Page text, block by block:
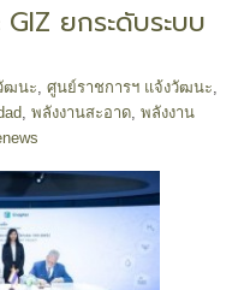
ยกระดับระบบ
ฒนะ ศูนย์ราชการฯ แจ้งวัฒนะ
พลังงานสะอาด, พลังงาน